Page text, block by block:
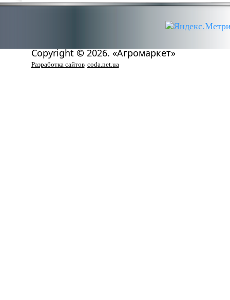
Copyright © 2026. «Агромаркет»
Разработка сайтов coda.net.ua